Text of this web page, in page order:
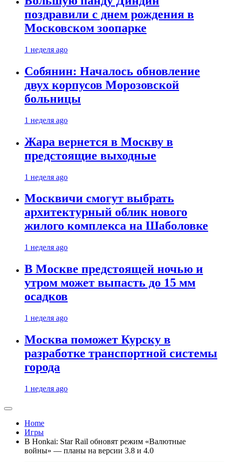
поздравили с днем рождения в
Московском зоопарке
1 неделя ago
Собянин: Началось обновление
двух корпусов Морозовской
больницы
1 неделя ago
Жара вернется в Москву в
предстоящие выходные
1 неделя ago
Москвичи смогут выбрать
архитектурный облик нового
жилого комплекса на Шаболовке
1 неделя ago
В Москве предстоящей ночью и
утром может выпасть до 15 мм
осадков
1 неделя ago
Москва поможет Курску в
разработке транспортной системы
города
1 неделя ago
Home
Игры
В Honkai: Star Rail обновят режим «Валютные
войны» — планы на версии 3.8 и 4.0